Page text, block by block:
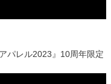
パレル2023』10周年限定